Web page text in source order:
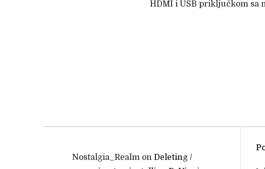
HDMI i USB priključkom sa
Nostalgia_Realm on Deleting /